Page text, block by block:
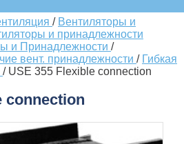
/ Вентиляторы и
и принадлежности
и Принадлежности /
вент. принадлежности / Гибкая
/ USE 355 Flexible connection
connection